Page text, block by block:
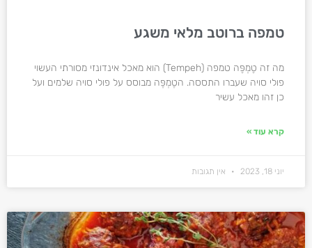
טמפה ברוטב מלאי משגע
מה זה טֶמְפֶּה טמפה (Tempeh) הוא מאכל אינדונזי מסורתי העשוי
פולי סויה שעברו התססה. הטֶמְפֶּה מבוסס על פולי סויה שלמים ועל
כן זהו מאכל עשיר
קרא עוד »
יוני 18, 2023 אין תגובות